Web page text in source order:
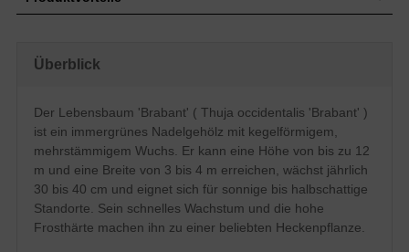
Wuchsform
Blüte
Unscheinbar
Rinde
Braun
Boden
Standorttolerant, kalkliebend, bevorzugt
Standort
Sonnig bis halbschattig
Verwendung
Gruppe, Einzelstellung, Heckenpflanze,
Die Thuja occidentalis 'Brabant' gehört
standorttolerant
hohes Ausschlags- und
Regenerationsvermögen
kann zahlreichen Fruchtstand tragen
verträgt keine extreme Trockenheit
verträgt keinen Rückschnitt ins alte Holz
Überblick
Der Lebensbaum 'Brabant' ( Thuja occidentalis 'Brabant' )
ist ein immergrünes Nadelgehölz mit kegelförmigem,
mehrstämmigem Wuchs. Er kann eine Höhe von bis zu 12
m und eine Breite von 3 bis 4 m erreichen, wächst jährlich
30 bis 40 cm und eignet sich für sonnige bis halbschattige
Standorte. Sein schnelles Wachstum und die hohe
Frosthärte machen ihn zu einer beliebten Heckenpflanze.